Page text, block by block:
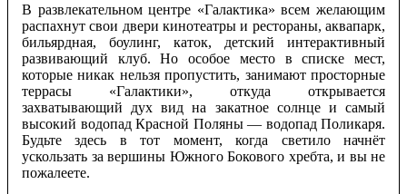
В развлекательном центре «Галактика» всем желающим
распахнут свои двери кинотеатры и рестораны, аквапарк,
бильярдная, боулинг, каток, детский интерактивный
развивающий клуб. Но особое место в списке мест,
которые никак нельзя пропустить, занимают просторные
террасы «Галактики», откуда открывается
захватывающий дух вид на закатное солнце и самый
высокий водопад Красной Поляны — водопад Поликаря.
Будьте здесь в тот момент, когда светило начнёт
ускользать за вершины Южного Бокового хребта, и вы не
пожалеете.